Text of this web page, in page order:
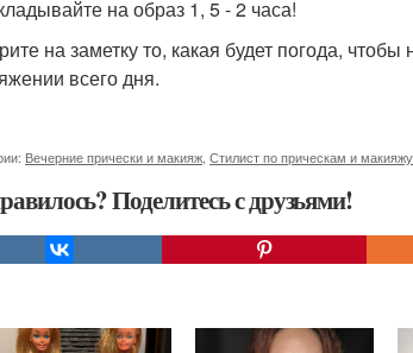
на образ 1, 5 - 2 часа!
на заметку то, какая будет погода,
всего дня.
Вечерние прически и макияж Стилист по прическам и макияжу
Поделитесь с друзьями!